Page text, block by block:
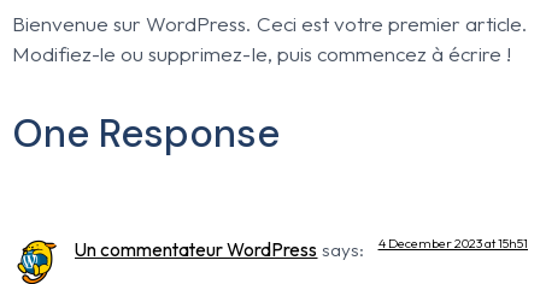
Bienvenue sur WordPress. Ceci est votre premier article.
Modifiez-le ou supprimez-le, puis commencez à écrire !
One Response
Un commentateur WordPress says: 4 December 2023 at 15h51